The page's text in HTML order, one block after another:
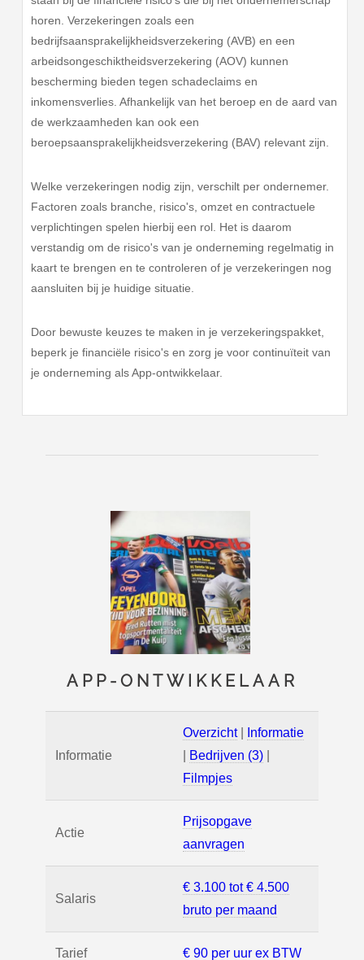
horen. Verzekeringen zoals een
bedrijfsaansprakelijkheidsverzekering (AVB) en een
arbeidsongeschiktheidsverzekering (AOV) kunnen
bescherming bieden tegen schadeclaims en
inkomensverlies. Afhankelijk van het beroep en de aard van
de werkzaamheden kan ook een
beroepsaansprakelijkheidsverzekering (BAV) relevant zijn.
Welke verzekeringen nodig zijn, verschilt per ondernemer.
Factoren zoals branche, risico's, omzet en contractuele
verplichtingen spelen hierbij een rol. Het is daarom
verstandig om de risico's van je onderneming regelmatig in
kaart te brengen en te controleren of je verzekeringen nog
aansluiten bij je huidige situatie.
Door bewuste keuzes te maken in je verzekeringspakket,
beperk je financiële risico's en zorg je voor continuïteit van
je onderneming als App-ontwikkelaar.
APP-ONTWIKKELAAR
Informatie
Overzicht|
Informatie
Bedrijven (3)
Filmpjes
Actie
Prijsopgave
aanvragen
Salaris
€ 3.100 tot € 4.500
bruto per maand
Tarief € 90 per uur ex BTW